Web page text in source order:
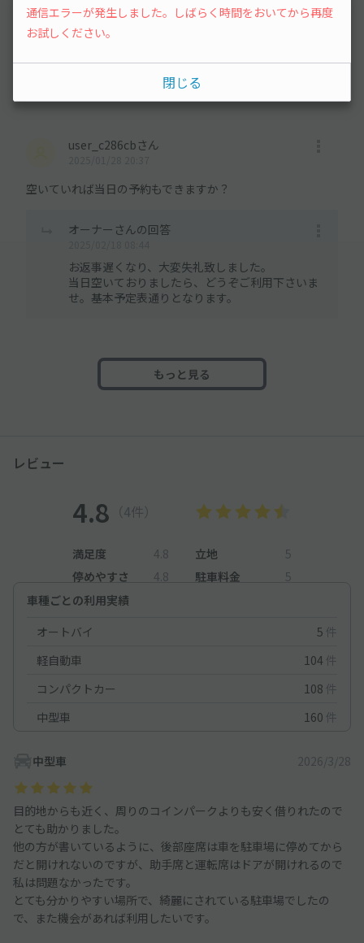
オーナーさんの回答
2025/02/17 23:31
我が家の車体が、4.630cmですので
車道に出てしまうかと思われます。
user_c286cbさん
空いていれば当日の予約もできますか？
オーナーさんの回答
お返事遅くなり、大変失礼致しました。
当日空いておりましたら、どうぞご利用下さいま
せ。基本予定表通りとなります。
もっと見る
レビュー
4.8 （4件）
満足度 4.8 立地
5
停めやすさ
4.8 駐車料金
5
車種ごとの利用実績
オートバイ
5 件
軽自動車
104 件
コンパクトカー
108 件
中型車
160 件
中型車 2026/3/28
目的地からも近く、周りのコインパークよりも安く借りれたので
とても助かりました。
他の方が書いているように、後部座席は車を駐車場に停めてから
だと開けれないのですが、助手席と運転席はドアが開けれるので
私は問題なかったです。
とても分かりやすい場所で、綺麗にされている駐車場でしたの
で、また機会があれば利用したいです。
通信エラーが発生しました。しばらく時間をおいてから再度
お試しください。
閉じる